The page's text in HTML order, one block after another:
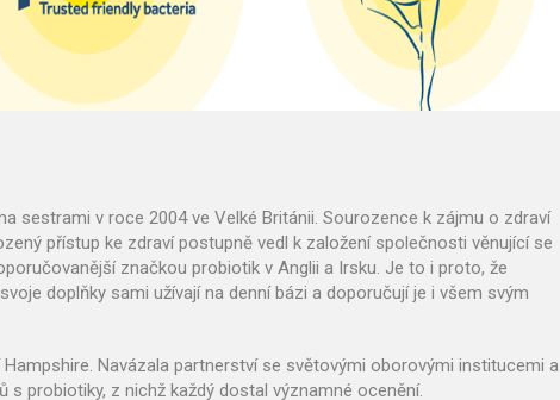
sestrami v roce 2004 ve Velké Británii. Sourozence k zájmu o zdraví
přístup ke zdraví postupně vedl k založení společnosti věnující se
značkou probiotik v Anglii a Irsku. Je to i proto, že
doplňky sami užívají na denní bázi a doporučují je i všem svým
Navázala partnerství se světovými oborovými institucemi a
probiotiky, z nichž každý dostal významné ocenění.